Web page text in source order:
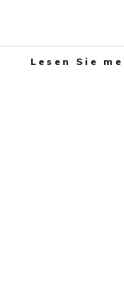
Lesen Sie